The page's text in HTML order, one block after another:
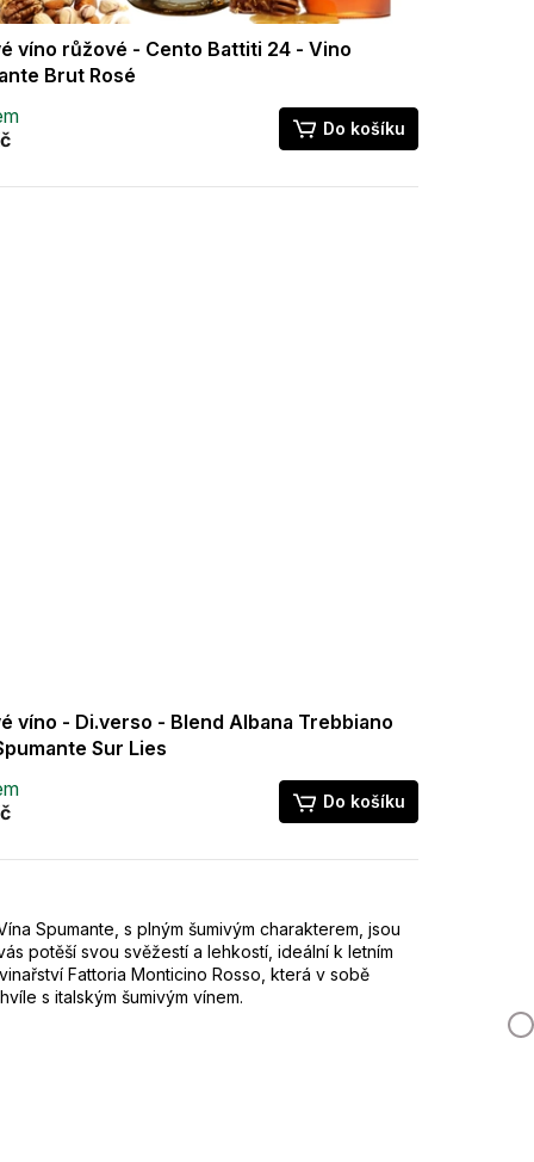
víno růžové - Cento Battiti 24 - Vino
Brut Rosé
Do košíku
víno - Di.verso - Blend Albana Trebbiano
Sur Lies
Do košíku
Spumante, s plným šumivým charakterem, jsou
potěší svou svěžestí a lehkostí, ideální k letním
Fattoria Monticino Rosso, která v sobě
s italským šumivým vínem.